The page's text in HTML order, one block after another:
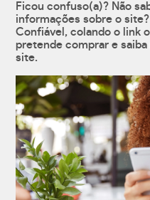
Ficou confuso(a)? Não
informações sobre o
Confiável, colando o link
pretende comprar e
site.